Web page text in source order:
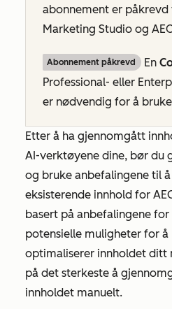
abonnement er påkrevd
Marketing Studio og
Abonnement påkrevd En
Professional- eller
er nødvendig for å
Etter å ha gjennomgått
AI-verktøyene dine, bør du
og bruke anbefalingene til
eksisterende innhold for
basert på anbefalingene
potensielle muligheter for å
optimaliserer innholdet ditt
på det sterkeste å
innholdet manuelt.